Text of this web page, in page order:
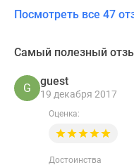
Посмотреть все 47
Самый полезный
G
guest
19 декабря 2017
Оценка:
Достоинства